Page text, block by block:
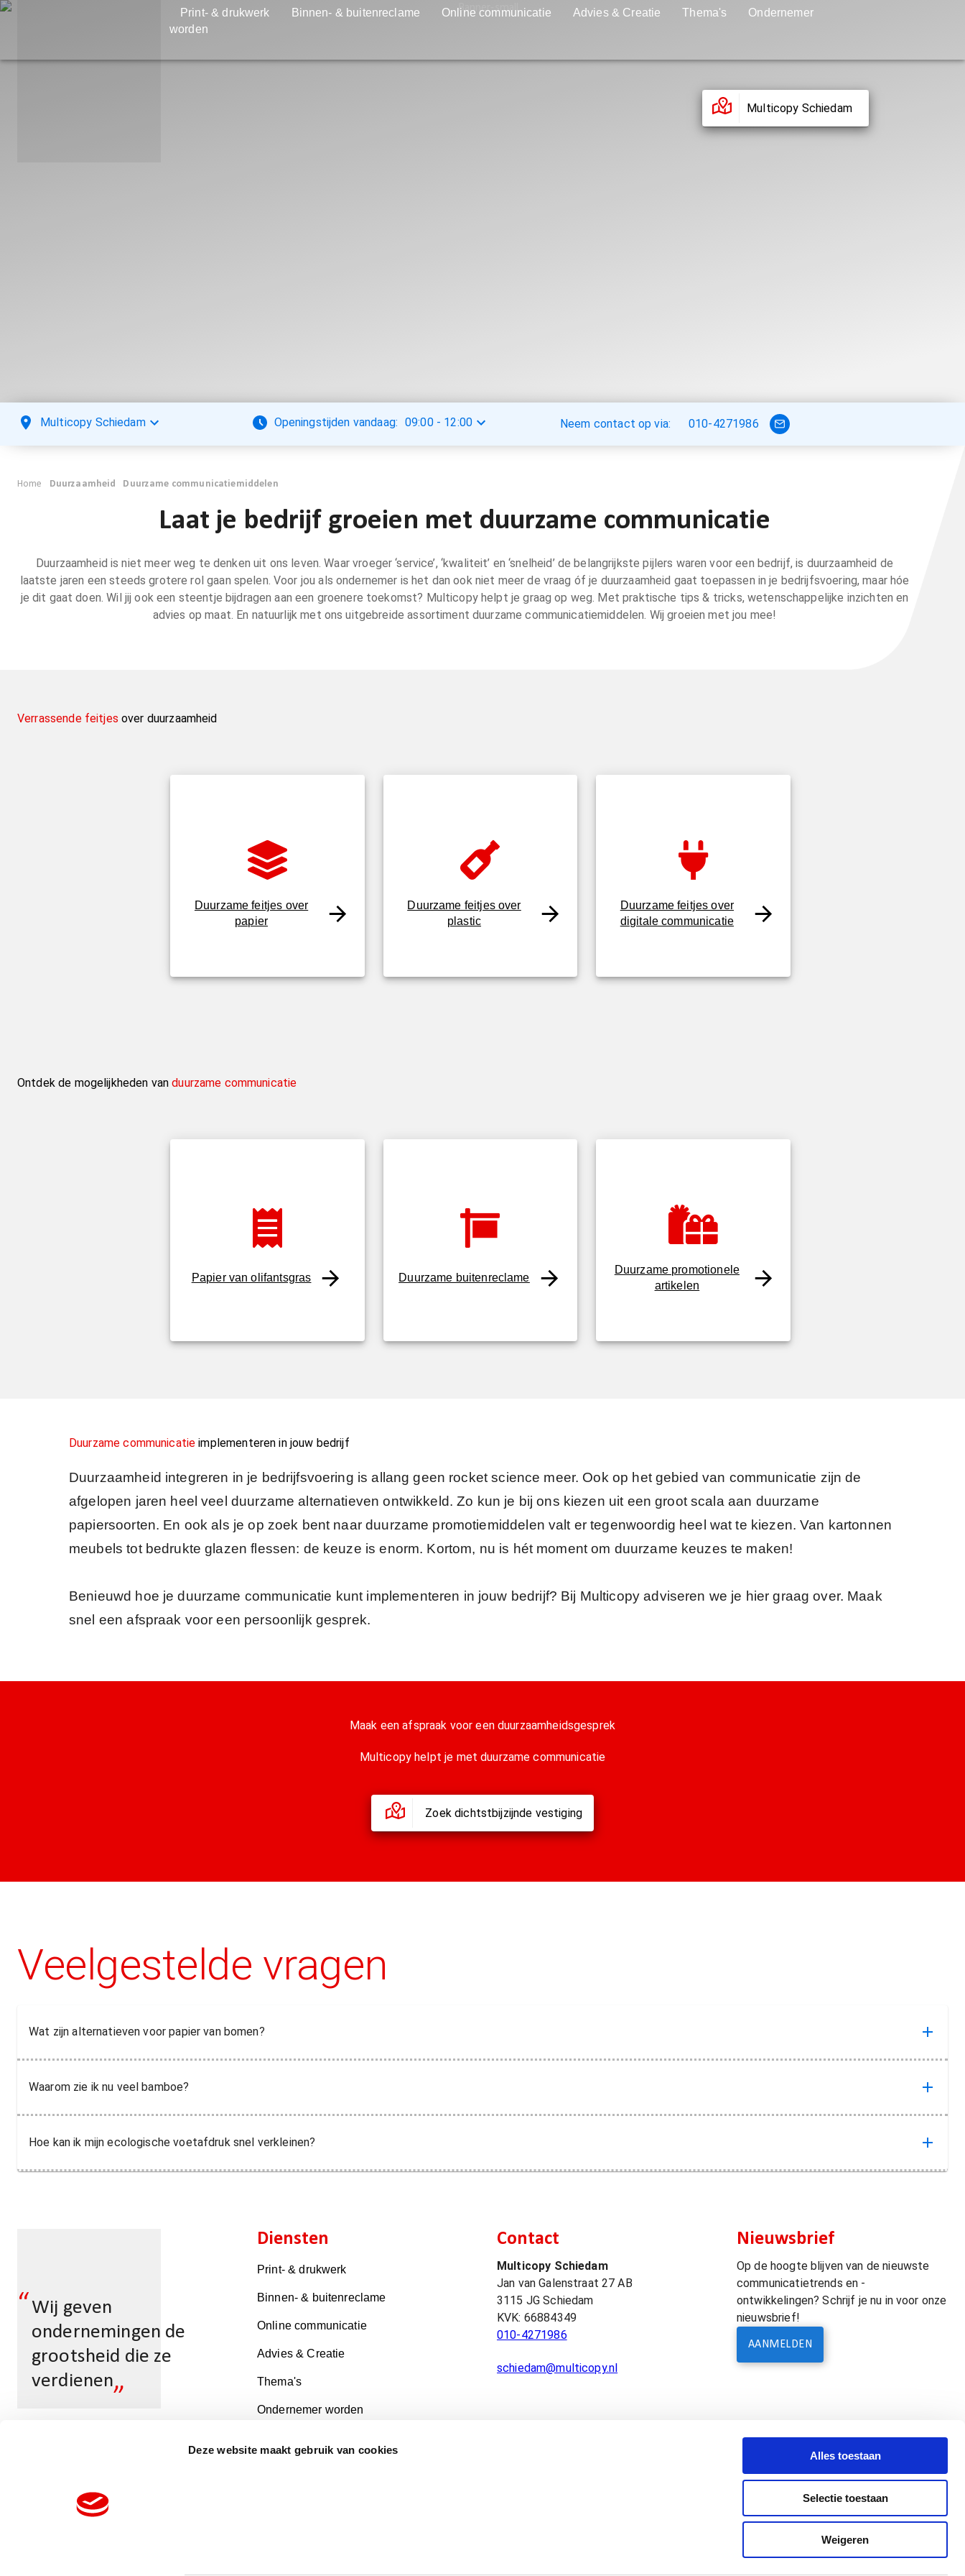
Deze website maakt gebruik van cookies Alles toestaan
Selectie toestaan
Weigeren
Print- & drukwerk Binnen- & buitenreclame Online communicatie Advies & Creatie Thema's
Ondernemer
worden
Multicopy Schiedam
Multicopy Schiedam Openingstijden vandaag: 09:00- 12:00 Neem contact op via: 010-4271986
Home Duurzaamheid Duurzame communicatiemiddelen
Laat je bedrijf groeien met duurzame communicatie
Duurzaamheid is niet meer weg te denken uit ons leven. Waar vroeger ‘service’, ‘kwaliteit’ en ‘snelheid’ de belangrijkste pijlers waren voor een bedrijf, is duurzaamheid de
laatste jaren een steeds grotere rol gaan spelen. Voor jou als ondernemer is het dan ook niet meer de vraag óf je duurzaamheid gaat toepassen in je bedrijfsvoering, maar hóe
je dit gaat doen. Wil jij ook een steentje bijdragen aan een groenere toekomst? Multicopy helpt je graag op weg. Met praktische tips & tricks, wetenschappelijke inzichten en
advies op maat. En natuurlijk met ons uitgebreide assortiment duurzame communicatiemiddelen. Wij groeien met jou mee!
Verrassende feitjes over duurzaamheid
Duurzame feitjes over
papier
Duurzame feitjes over
plastic
Duurzame feitjes over
digitale communicatie
Ontdek de mogelijkheden vanduurzame communicatie
Papier van olifantsgras Duurzame buitenreclame
Duurzame promotionele
artikelen
Duurzame communicatieimplementeren in jouw bedrijf
Duurzaamheid integreren in je bedrijfsvoering is allang geen rocket science meer. Ook op het gebied van communicatie zijn de
afgelopen jaren heel veel duurzame alternatieven ontwikkeld. Zo kun je bij ons kiezen uit een groot scala aan duurzame
papiersoorten. En ook als je op zoek bent naar duurzame promotiemiddelen valt er tegenwoordig heel wat te kiezen. Van kartonnen
meubels tot bedrukte glazen flessen: de keuze is enorm. Kortom, nu is hét moment om duurzame keuzes te maken!
Benieuwd hoe je duurzame communicatie kunt implementeren in jouw bedrijf? Bij Multicopy adviseren we je hier graag over. Maak
snel een afspraak voor een persoonlijk gesprek.
Maak een afspraak voor een duurzaamheidsgesprek
Multicopy helpt je met duurzame communicatie
Zoek dichtstbijzijnde vestiging
Veelgestelde vragen
Wat zijn alternatieven voor papier van bomen?
Waarom zie ik nu veel bamboe?
Hoe kan ik mijn ecologische voetafdruk snel verkleinen?
“ Wij geven
ondernemingen de
grootsheid die ze
verdienen„
Diensten
Print- & drukwerk
Binnen- & buitenreclame
Online communicatie
Advies & Creatie
Thema's
Ondernemer worden
Contact
Multicopy Schiedam
Jan van Galenstraat 27 AB
3115 JG Schiedam
KVK: 66884349
010-4271986
schiedam@multicopy.nl
Nieuwsbrief
Op de hoogte blijven van de nieuwste
communicatietrends en -
ontwikkelingen? Schrijf je nu in voor onze
nieuwsbrief!
AANMELDEN
Leveringsvoorwaarden & Terms of Supply Privacyverklaring